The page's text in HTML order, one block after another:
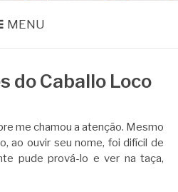
MENU
do Caballo Loco
me chamou a atenção. Mesmo
ao ouvir seu nome, foi difícil de
pude prová-lo e ver na taça,